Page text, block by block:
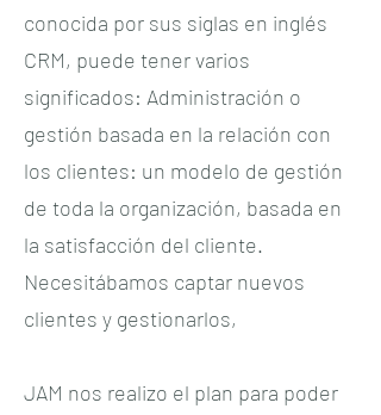
conocida por sus siglas en inglés
CRM, puede tener varios
significados: Administración o
gestión basada en la relación con
los clientes: un modelo de gestión
de toda la organización, basada en
la satisfacción del cliente.
Necesitábamos captar nuevos
clientes y gestionarlos,
JAM nos realizo el plan para poder